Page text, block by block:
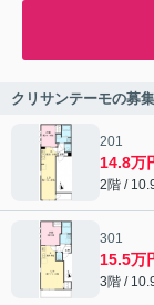
クリサンテーモの募
201
14.8万
2階 /
301
15.5万
3階 /